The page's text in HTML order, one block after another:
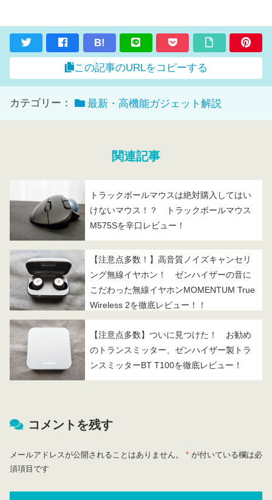
B!
この記事のURLをコピーする
カテゴリー： 最新・高機能ガジェット解説
関連記事
トラックボールマウスは絶対購入してはい
けないマウス！？ トラックボールマウス
M575Sを辛口レビュー！
【注意点多数！】高音質ノイズキャンセリ
ング無線イヤホン！ ゼンハイザーの音に
こだわった無線イヤホンMOMENTUM True
Wireless 2を徹底レビュー！！
【注意点多数】ついに見つけた！ お勧め
のトランスミッター、ゼンハイザー製トラ
ンスミッターBT T100を徹底レビュー！
コメントを残す
メールアドレスが公開されることはありません。 * が付いている欄は必
須項目です